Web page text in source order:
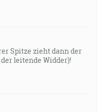
Spitze zieht dann der
leitende Widder)!